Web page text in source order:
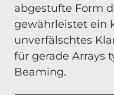
abgestufte Form
gewährleistet ein
unverfälschtes
für gerade Arrays
Beaming.